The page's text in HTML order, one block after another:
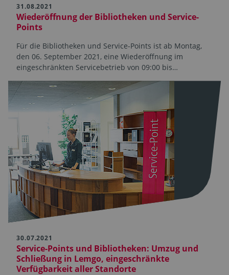
31.08.2021
Wiederöffnung der Bibliotheken und Service-
Points
Für die Bibliotheken und Service-Points ist ab Montag,
den 06. September 2021, eine Wiederöffnung im
eingeschränkten Servicebetrieb von 09:00 bis…
30.07.2021
Service-Points und Bibliotheken: Umzug und
Schließung in Lemgo, eingeschränkte
Verfügbar­keit aller Standorte